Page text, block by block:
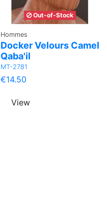
Out-of-Stock
Hommes
Docker Velours Camel
Qaba'il
MT-2781
€14.50
View